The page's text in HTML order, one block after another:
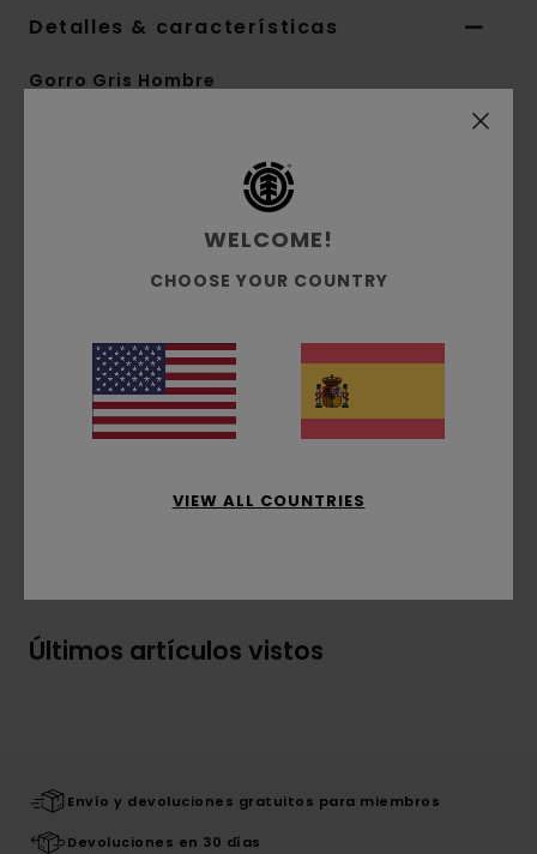
Detalles & características
Gorro Gris Hombre
tejido liso de punto acanalado, hecho
Confección:punto acanalado 1x1
Marca:etiqueta en la parte lateral delantera
Otras características: talla única
Últimos artículos vistos
Envío y devoluciones gratuitos para miembros
Devoluciones en 30 días
WELCOME!
CHOOSE YOUR COUNTRY
VIEW ALL COUNTRIES